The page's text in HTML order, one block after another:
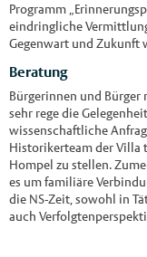
Programm
eindringliche
Gegenwart und Zukunft
Beratung
Bürgerinnen und Bürger
sehr rege die Gelegenheit,
wissenschaftliche
Historikerteam der Villa
Hompel zu stellen.
es um familiäre
die NS-Zeit, sowohl in
auch